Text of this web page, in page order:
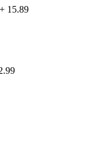
+ 15.89